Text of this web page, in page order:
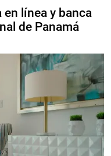
línea y banca
de Panamá